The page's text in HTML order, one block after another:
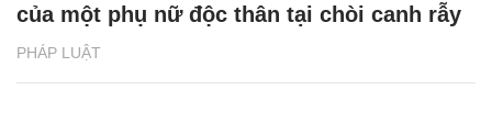
PHÁP LUẬT
của một phụ nữ độc thân tại chòi canh rẫy